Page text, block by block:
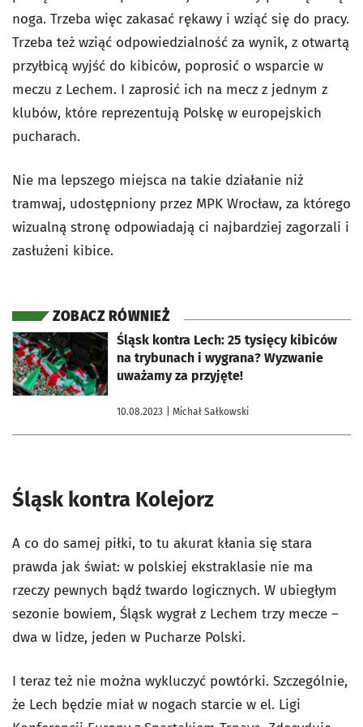
noga. Trzeba więc zakasać rękawy i wziąć się do pracy.
Trzeba też wziąć odpowiedzialność za wynik, z otwartą
przyłbicą wyjść do kibiców, poprosić o wsparcie w
meczu z Lechem. I zaprosić ich na mecz z jednym z
klubów, które reprezentują Polskę w europejskich
pucharach.
Nie ma lepszego miejsca na takie działanie niż
tramwaj, udostępniony przez MPK Wrocław, za którego
wizualną stronę odpowiadają ci najbardziej zagorzali i
zasłużeni kibice.
ZOBACZ RÓWNIEŻ
Śląsk kontra Lech: 25 tysięcy kibiców
na trybunach i wygrana? Wyzwanie
uważamy za przyjęte!
10.08.2023 | Michał Sałkowski
otworzy się w nowej karcie
Śląsk kontra Kolejorz
A co do samej piłki, to tu akurat kłania się stara
prawda jak świat: w polskiej ekstraklasie nie ma
rzeczy pewnych bądź twardo logicznych. W ubiegłym
sezonie bowiem, Śląsk wygrał z Lechem trzy mecze –
dwa w lidze, jeden w Pucharze Polski.
I teraz też nie można wykluczyć powtórki. Szczególnie,
że Lech będzie miał w nogach starcie w el. Ligi